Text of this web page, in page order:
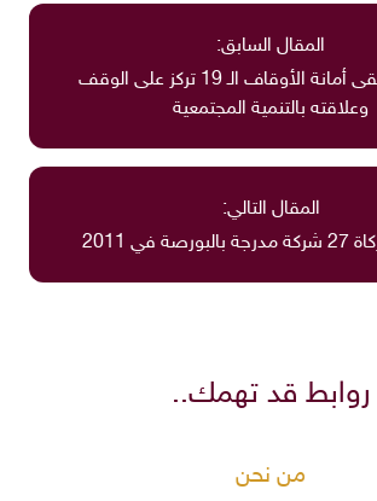
المقال السابق:
فعاليات ملتقى أمانة الأوقاف الـ 19 تركز على الوقف
وعلاقته بالتنمية المجتمعية
المقال التالي:
في 2011
روابط قد تهمك..
من نحن